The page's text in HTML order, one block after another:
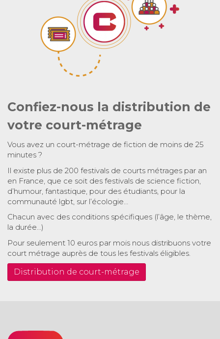
Confiez-nous la distribution de
votre court-métrage
Vous avez un court-métrage de fiction de moins de 25
minutes ?
Il existe plus de 200 festivals de courts métrages par an
en France, que ce soit des festivals de science fiction,
d’humour, fantastique, pour des étudiants, pour la
communauté lgbt, sur l’écologie…
Chacun avec des conditions spécifiques (l’âge, le thème,
la durée…)
Pour seulement 10 euros par mois nous distribuons votre
court métrage auprès de tous les festivals éligibles.
Distribution de court-métrage